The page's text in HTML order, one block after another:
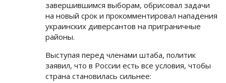
завершившимся выборам, обрисовал задачи
на новый срок и прокомментировал нападения
украинских диверсантов на приграничные
районы.
Выступая перед членами штаба, политик
заявил, что в России есть все условия, чтобы
страна становилась сильнее: